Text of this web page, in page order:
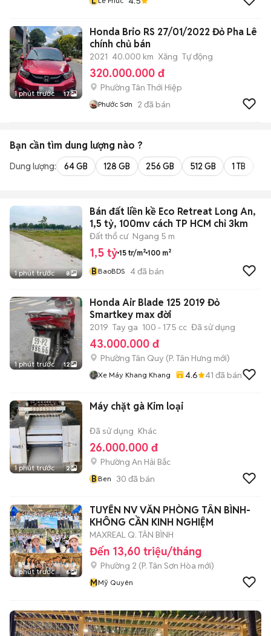
1 phút trước 17
Honda Brio RS 27/01/2022 Đỏ Pha Lê
chính chủ bán
2021 40.000 km Xăng Tự động
320.000.000 đ
Phường Tân Thới Hiệp
Phước Sơn 2 đã bán
Bạn cần tìm dung lượng nào ?
Dung lượng: 64 GB 128 GB 256 GB 512 GB 1 TB
1 phút trước 8
Bán đất liền kề Eco Retreat Long An,
1,5 tỷ, 100mv cách TP HCM chỉ 3km
Đất thổ cư Ngang 5 m
1,5 tỷ 15 tr/m² 100 m²
BBaoBDS 4đã bán
1 phút trước 12
Honda Air Blade 125 2019 Đỏ
Smartkey max đời
2019 Tay ga 100 - 175 cc Đã sử dụng
43.000.000 đ
Phường Tân Quy (P. Tân Hưng mới)
Xe Máy Khang Khang 4.6 41 đã bán
1 phút trước 2
Máy chặt gà Kim loại
Đã sử dụng Khác
26.000.000 đ
Phường An Hải Bắc
BBen 30 đã bán
1 phút trước 6
TUYỂN NV VĂN PHÒNG TÂN BÌNH-
KHÔNG CẦN KINH NGHIỆM
MAXREAL Q. TÂN BÌNH
Đến 13,60 triệu/tháng
Phường 2 (P. Tân Sơn Hòa mới)
MMỹ Quyên